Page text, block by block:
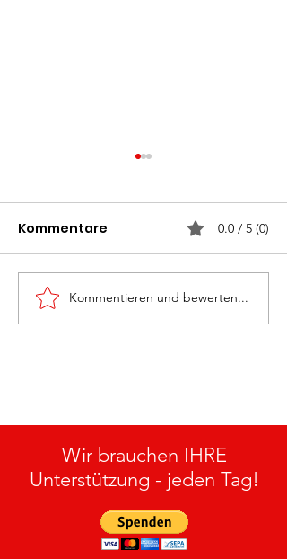
Monatsübung
„Personenrettung“ am
Kommentare 0.0 / 5 (0)
Kommentieren und bewerten...
Wir brauchen IHRE
Unterstützung - jeden Tag!